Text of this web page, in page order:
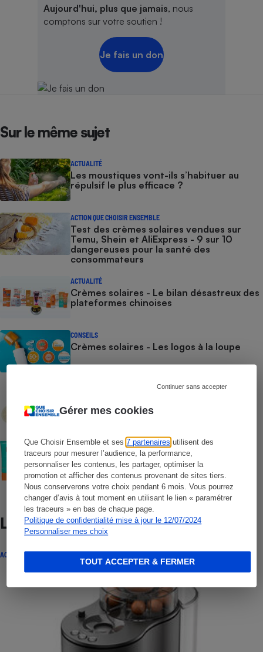
Gérer mes cookies
Que Choisir Ensemble et ses7 partenaires utilisent des
traceurs pour mesurer l’audience, la performance,
personnaliser les contenus, les partager, optimiser la
promotion et afficher des contenus provenant de sites tiers.
Nous conserverons votre choix pendant 6 mois. Vous pourrez
changer d’avis à tout moment en utilisant le lien « paramétrer
les traceurs » en bas de chaque page.
Politique de confidentialité mise à jour le 12/07/2024
Personnaliser mes choix
Continuer sans accepter
TOUT ACCEPTER & FERMER
Aujourd'hui, plus que jamais, nous
comptons sur votre soutien !
Je fais un don
Sur le même sujet
ACTUALITÉ
Les moustiques vont-ils s’habituer au
répulsif le plus efficace ?
ACTION QUE CHOISIR ENSEMBLE
Test des crèmes solaires vendues sur
Temu, Shein et AliExpress - 9 sur 10
dangereuses pour la santé des
consommateurs
ACTUALITÉ
Crèmes solaires - Le bilan désastreux des
plateformes chinoises
CONSEILS
Crèmes solaires - Les logos à la loupe
COMMENT NOUS TESTONS
Crèmes solaires visage - Le protocole
Lire aussi
ACTUALITÉ